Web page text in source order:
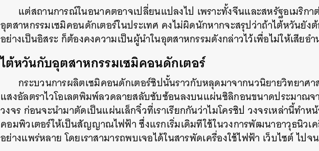
แต่สถานการณ์ในอนาคตอาจเปลี่ยนแปลงไป เพราะทั้งจีนและสหรัฐอเมริก
อุตสาหกรรมเซมิคอนดักเตอร์ในประเทศ คงไม่ผิดนักหากจะสรุปว่าถ้าไต้หวันยัง
อย่างเป็นอิสระ ก็ต้องคงความเป็นผู้นำในอุตสาหกรรมดังกล่าวไว้เพื่อไม่ให้เสียอ
ไต้หวันกับอุตสาหกรรมเซมิคอนดักเตอร์
กระบวนการผลิตเซมิคอนดักเตอร์ชิปนั้นราวกับหลุดมาจากนวนิยายวิทยาศา
แสงอัลตราไวโอเลตพิมพ์ลวดลายสลับซับซ้อนลงบนแผ่นซิลิกอนขนาดประมาณจ
วงจร ก่อนจะนำมาตัดเป็นแผ่นเล็กจิ๋วที่เราเรียกกันว่าไมโครชิป วงจรเหล่านี้ทำห
คอมพิวเตอร์ให้เป็นสัญญาณไฟฟ้า ซึ่งแรกเริ่มเดิมทีใช้ในวงการพัฒนาอาวุธนิวเ
อย่างแพร่หลาย โดยเราสามารถพบเจอได้ในสารพัดเครื่องใช้ไฟฟ้า เว็บไซต์ ไปจ
ค้นหา
SHARE TWEET LINE EMAIL